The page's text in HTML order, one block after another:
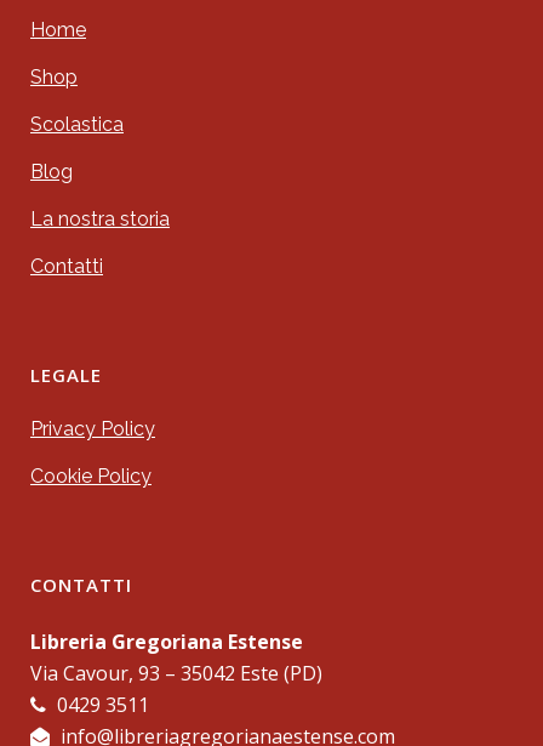
Home
Shop
Scolastica
Blog
La nostra storia
Contatti
LEGALE
Privacy Policy
Cookie Policy
CONTATTI
Libreria Gregoriana Estense
Via Cavour, 93 – 35042 Este (PD)
0429 3511
info@libreriagregorianaestense.com